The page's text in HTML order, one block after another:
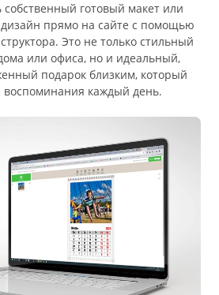
собственный готовый макет или
прямо на сайте с помощью
Это не только стильный
или офиса, но и идеальный,
подарок близким, который
воспоминания каждый день.